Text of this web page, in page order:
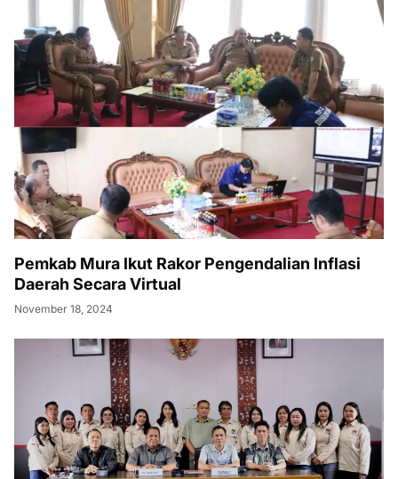
Pemkab Mura Ikut Rakor Pengendalian Inflasi
Daerah Secara Virtual
November 18, 2024